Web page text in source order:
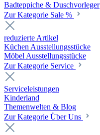
Badteppiche & Duschvorleger
Zur Kategorie Sale %
reduzierte Artikel
Küchen Ausstellungsstücke
Möbel Ausstellungsstücke
Zur Kategorie Service
Serviceleistungen
Kinderland
Themenwelten & Blog
Zur Kategorie Über Uns